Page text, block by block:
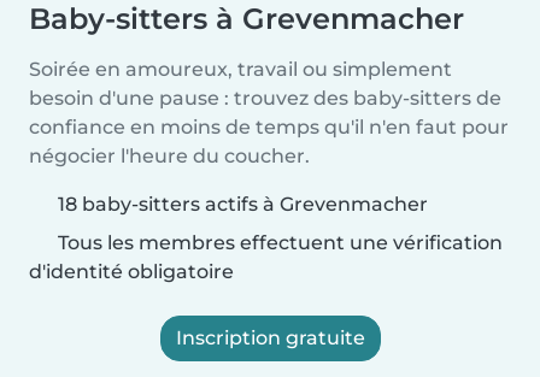
Baby-sitters à Grevenmacher
Soirée en amoureux, travail ou simplement
besoin d'une pause : trouvez des baby-sitters de
confiance en moins de temps qu'il n'en faut pour
négocier l'heure du coucher.
18 baby-sitters actifs à Grevenmacher
Tous les membres effectuent une vérification
d'identité obligatoire
Inscription gratuite